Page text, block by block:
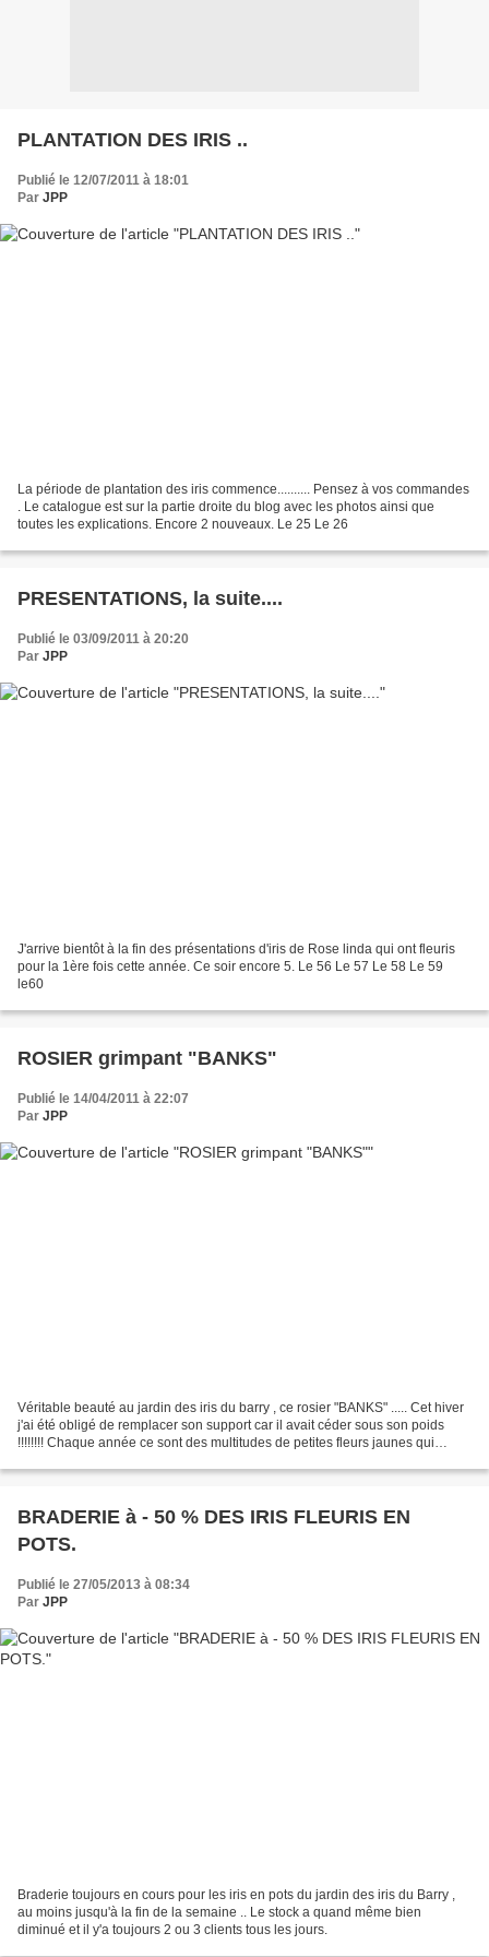
PLANTATION DES IRIS ..
Publié le 12/07/2011 à 18:01
Par JPP
La période de plantation des iris commence.......... Pensez à vos commandes
. Le catalogue est sur la partie droite du blog avec les photos ainsi que
toutes les explications. Encore 2 nouveaux. Le 25 Le 26
PRESENTATIONS, la suite....
Publié le 03/09/2011 à 20:20
Par JPP
J'arrive bientôt à la fin des présentations d'iris de Rose linda qui ont fleuris
pour la 1ère fois cette année. Ce soir encore 5. Le 56 Le 57 Le 58 Le 59
le60
ROSIER grimpant "BANKS"
Publié le 14/04/2011 à 22:07
Par JPP
Véritable beauté au jardin des iris du barry , ce rosier "BANKS" ..... Cet hiver
j'ai été obligé de remplacer son support car il avait céder sous son poids
!!!!!!!! Chaque année ce sont des multitudes de petites fleurs jaunes qui
BRADERIE à - 50 % DES IRIS FLEURIS EN
POTS.
Publié le 27/05/2013 à 08:34
Par JPP
Braderie toujours en cours pour les iris en pots du jardin des iris du Barry ,
au moins jusqu'à la fin de la semaine .. Le stock a quand même bien
diminué et il y'a toujours 2 ou 3 clients tous les jours.